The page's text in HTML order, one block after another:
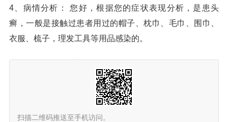
4、病情分析： 您好，根据您的症状表现分析，是患头
癣，一般是接触过患者用过的帽子、枕巾、毛巾、围巾、
衣服、梳子，理发工具等用品感染的。
扫描二维码推送至手机访问。